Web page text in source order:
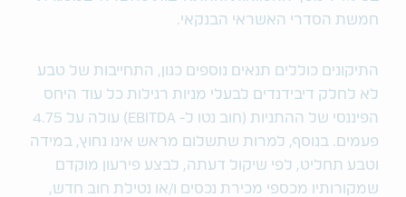
חמשת הסדרי האשראי הבנקאי.
התיקונים כוללים תנאים נוספים כגון, התחייבות של טבע
לא לחלק דיבידנדים לבעלי מניות רגילות כל עוד היחס
הפיננסי של ההתניות (חוב נטו ל- EBITDA) עולה על 4.75
פעמים. בנוסף, למרות שתשלום מראש אינו נחוץ, במידה
וטבע תחליט, לפי שיקול דעתה, לבצע פירעון מוקדם
שמקורותיו מכספי מכירת נכסים ו/או נטילת חוב חדש,